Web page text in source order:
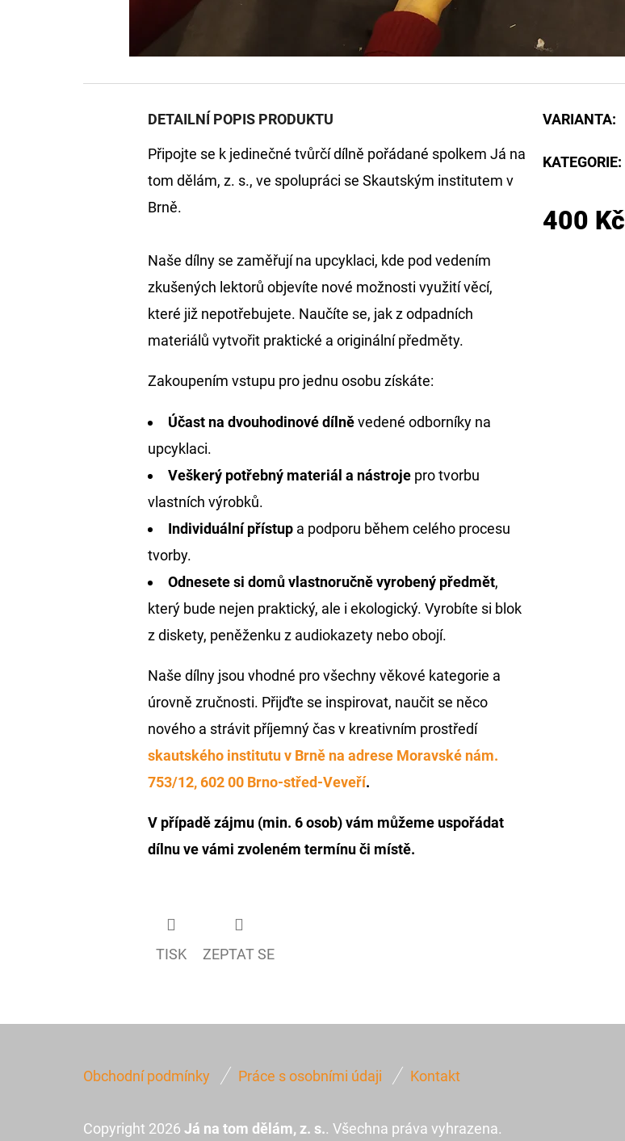
DETAILNÍ POPIS PRODUKTU
Připojte se k jedinečné tvůrčí dílně pořádané spolkem Já na
tom dělám, z. s., ve spolupráci se Skautským institutem v
Brně.
Naše dílny se zaměřují na upcyklaci, kde pod vedením
zkušených lektorů objevíte nové možnosti využití věcí,
které již nepotřebujete. Naučíte se, jak z odpadních
materiálů vytvořit praktické a originální předměty.
Zakoupením vstupu pro jednu osobu získáte:
Účast na dvouhodinové dílněvedené odborníky na
upcyklaci.
Veškerý potřebný materiál a nástroje pro tvorbu
vlastních výrobků.
Individuální přístup a podporu během celého procesu
tvorby.
Odnesete si domů vlastnoručně vyrobený předmět,
který bude nejen praktický, ale i ekologický. Vyrobíte si blok
z diskety, peněženku z audiokazety nebo obojí.
Naše dílny jsou vhodné pro všechny věkové kategorie a
úrovně zručnosti. Přijďte se inspirovat, naučit se něco
nového a strávit příjemný čas v kreativním prostředí
skautského institutu v Brně na adrese Moravské nám.
753/12, 602 00 Brno-střed-Veveří.
V případě zájmu (min. 6 osob) vám můžeme uspořádat
dílnu ve vámi zvoleném termínu či místě.
TISK ZEPTAT SE
VARIANTA:
KATEGORIE:
400 Kč
Obchodní podmínky Práce s osobními údaji Kontakt
Copyright 2026 Já na tom dělám, z. s.. Všechna práva vyhrazena.